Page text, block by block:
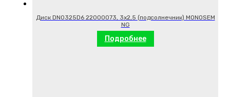
Диск DN0325D6 22000073, 3х2,5 (подсолнечник) MONOSEM
NG
Подробнее